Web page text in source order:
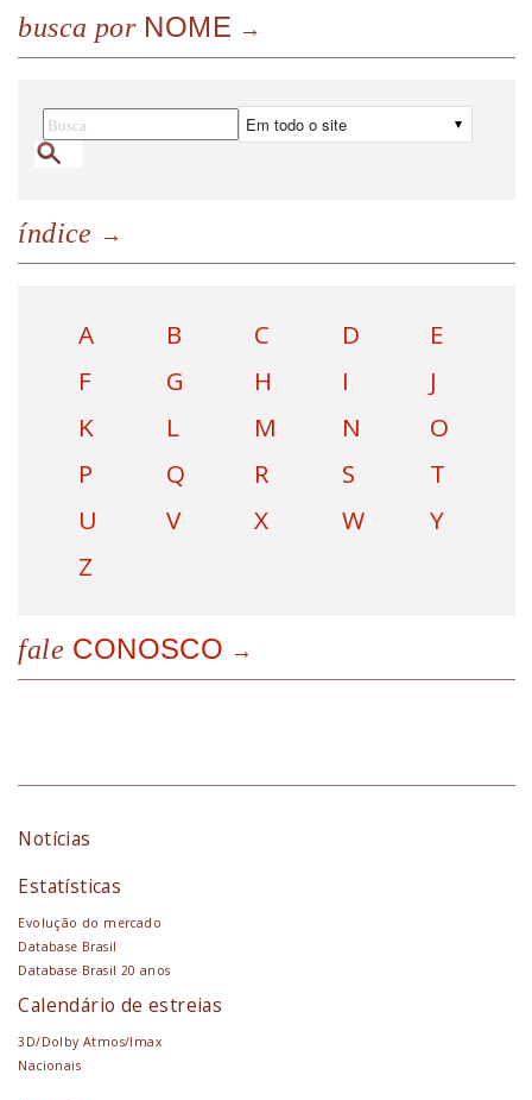
busca porNOME
índice
A B C D
E
F
G H I
J
K
L M N
O
P
Q R S
T
U
V X W
Y
Z
fale CONOSCO
Notícias
Estatísticas
Evolução do mercado
Database Brasil
Database Brasil 20 anos
Calendário de estreias
3D/Dolby Atmos/Imax
Nacionais